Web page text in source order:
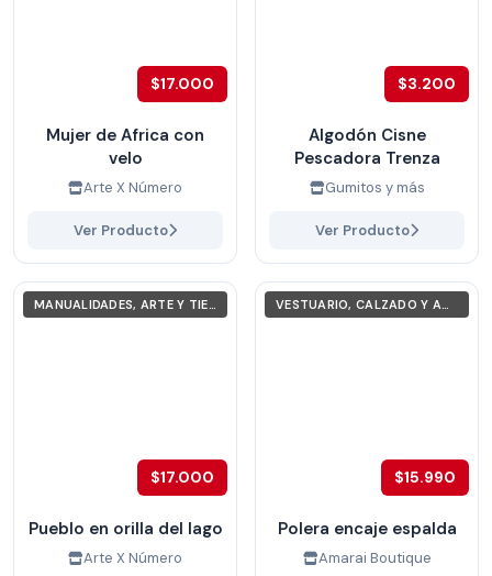
$17.000
Mujer de Africa con
velo
Arte X Número
Ver Producto
$3.200
Algodón Cisne
Pescadora Trenza
Gumitos y más
Ver Producto
MANUALIDADES, ARTE Y TIEMPO LIBRE
$17.000
Pueblo en orilla del lago
Arte X Número
VESTUARIO, CALZADO Y ACCESORIOS
$15.990
Polera encaje espalda
Amarai Boutique